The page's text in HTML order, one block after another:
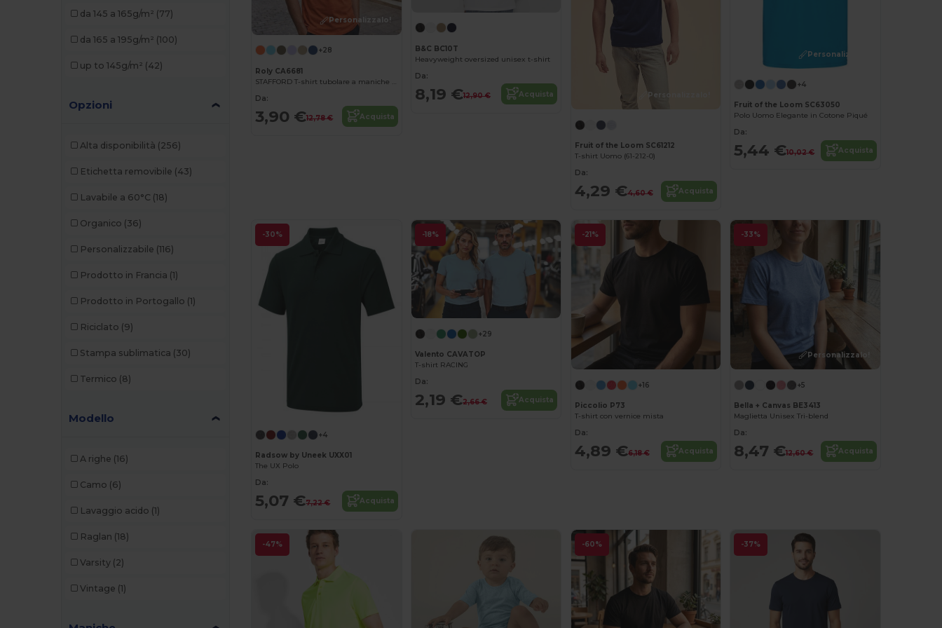
Malfini (39)
Produkt JACK & JONES
Radsow by Uneek
Regatta
Rimeck
Roly (29)
Roly Sport
RTP Apparel
Russell
da 145 a 165g/m² (77)
da 165 a 195g/m² (100)
up to 145g/m² (42)
Opzioni
Alta disponibilità (256)
Etichetta removibile (43)
Lavabile a 60°C (18)
Organico (36)
Personalizzabile (116)
Prodotto in Francia (1)
Prodotto in Portogallo (1)
Riciclato (9)
Stampa sublimatica (30)
Termico (8)
Modello
A righe (16)
Camo (6)
Lavaggio acido (1)
Raglan (18)
Varsity (2)
Vintage (1)
Personalizzalo!
+28
Roly CA6681
STAFFORD T-shirt tubolare a maniche corte
Da:
3,90 €12,78 € Acquista
B&C BC10T
Heavyweight oversized unisex t-shirt
Da:
8,19 €12,90 € Acquista Personalizzalo!
Fruit of the Loom SC61212
T-shirt Uomo (61-212-0)
Da:
4,29 €4,60 € Acquista
Personalizzalo!
+4
Fruit of the Loom SC63050
Polo Uomo Elegante in Cotone Piqué
Da:
5,44 €10,02 € Acquista
-30%
+4
Radsow by Uneek UXX01
The UX Polo
Da:
5,07 €7,22 € Acquista
-18%
+29
Valento CAVATOP
T-shirt RACING
Da:
2,19 €2,66 € Acquista
-21%
+16
Piccolio P73
T-shirt con vernice mista
Da:
4,89 €6,18 € Acquista
-33%
Personalizzalo!
+5
Bella + Canvas BE3413
Maglietta Unisex Tri-blend
Da:
8,47 €12,60 € Acquista
-47% -60% -37%